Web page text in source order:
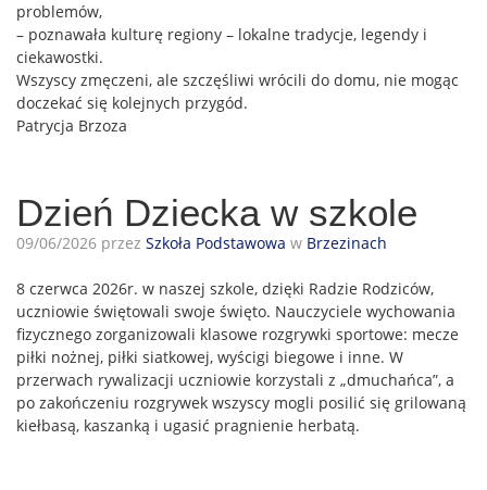
problemów,
– poznawała kulturę regiony – lokalne tradycje, legendy i
ciekawostki.
Wszyscy zmęczeni, ale szczęśliwi wrócili do domu, nie mogąc
doczekać się kolejnych przygód.
Patrycja Brzoza
Dzień Dziecka w szkole
09/06/2026 przez Szkoła Podstawowa w Brzezinach
8 czerwca 2026r. w naszej szkole, dzięki Radzie Rodziców,
uczniowie świętowali swoje święto. Nauczyciele wychowania
fizycznego zorganizowali klasowe rozgrywki sportowe: mecze
piłki nożnej, piłki siatkowej, wyścigi biegowe i inne. W
przerwach rywalizacji uczniowie korzystali z „dmuchańca”, a
po zakończeniu rozgrywek wszyscy mogli posilić się grilowaną
kiełbasą, kaszanką i ugasić pragnienie herbatą.